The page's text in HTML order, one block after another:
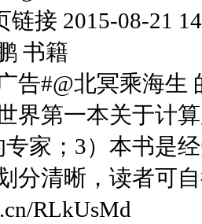
接 2015-08-21
书籍
告#@北冥乘海生
界第一本关于计
家；3）本书是
分清晰，读者可
RLkUsMd